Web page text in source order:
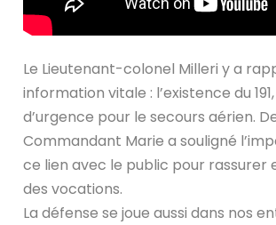
Le Lieutenant-colonel Milleri y a
information vitale : l’existence du
d’urgence pour le secours aérien.
Commandant Marie a souligné
ce lien avec le public pour rassurer
des vocations.
La défense se joue aussi dans nos